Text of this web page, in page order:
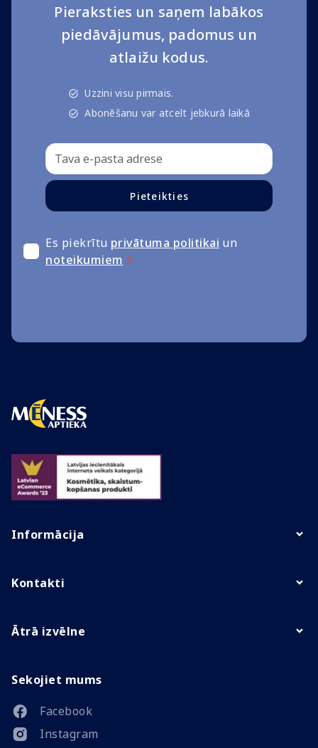
Pieraksties un saņem labākos
piedāvājumus, padomus un
atlaižu kodus.
Uzzini visu pirmais.
Abonēšanu var atcelt jebkurā laikā
Pieteikties
Es piekrītu privātuma politikai un
noteikumiem *
Informācija
Kontakti
Ātrā izvēlne
Sekojiet mums
Facebook
Instagram